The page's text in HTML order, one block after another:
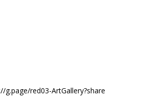
g.page/red03-ArtGallery?share